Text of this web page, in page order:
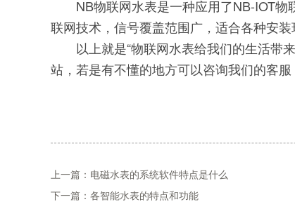
NB物联网水表是一种应用了NB-IOT物
联网技术，信号覆盖范围广，适合各种安装
以上就是“物联网水表给我们的生活带来
站，若是有不懂的地方可以咨询我们的客服
上一篇：电磁水表的系统软件特点是什么
下一篇：各智能水表的特点和功能